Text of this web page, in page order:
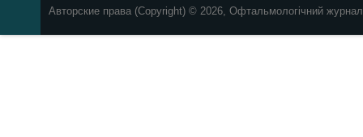
Авторские права (Copyright) © 2026, Офтальмологічний